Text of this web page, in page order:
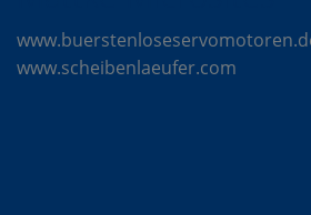
www.scheibenlaeufer.com